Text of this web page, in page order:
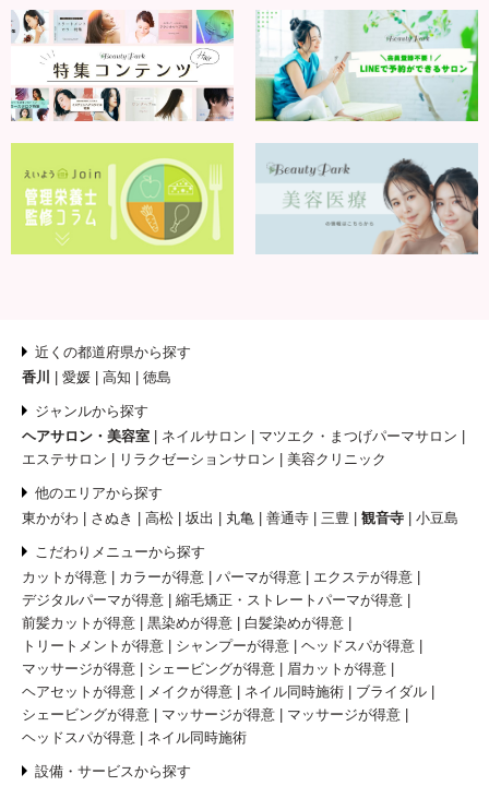
近くの都道府県から探す
香川
愛媛 高知 徳島
ジャンルから探す
ヘアサロン・美容室
ネイルサロン
マツエク・まつげパーマサロン
エステサロン
リラクゼーションサロン 美容クリニック
他のエリアから探す
東かがわ
さぬき 高松 坂出 丸亀 善通寺 三豊 観音寺 小豆島
こだわりメニューから探す
カットが得意
カラーが得意 パーマが得意
エクステが得意
デジタルパーマが得意
縮毛矯正・ストレートパーマが得意
前髪カットが得意
黒染めが得意
白髪染めが得意
トリートメントが得意
シャンプーが得意
ヘッドスパが得意
マッサージが得意
シェービングが得意
眉カットが得意
ヘアセットが得意
メイクが得意 ネイル同時施術
ブライダル
シェービングが得意
マッサージが得意
マッサージが得意
ヘッドスパが得意
ネイル同時施術
設備・サービスから探す